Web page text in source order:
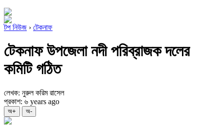
টপ নিউজ › টেকনাফ
টেকনাফ উপজেলা নদী পরিব্রাজক দলের
কমিটি গঠিত
লেখক: নুরুল করিম রাসেল
প্রকাশ: ৬ years ago
অ+ অ-